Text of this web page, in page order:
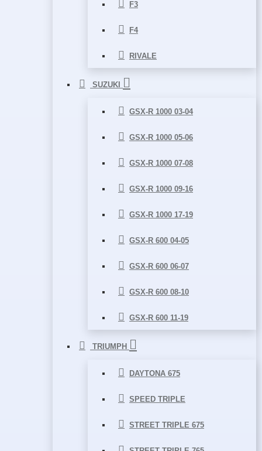
F3
F4
RIVALE
SUZUKI
GSX-R 1000 03-04
GSX-R 1000 05-06
GSX-R 1000 07-08
GSX-R 1000 09-16
GSX-R 1000 17-19
GSX-R 600 04-05
GSX-R 600 06-07
GSX-R 600 08-10
GSX-R 600 11-19
TRIUMPH
DAYTONA 675
SPEED TRIPLE
STREET TRIPLE 675